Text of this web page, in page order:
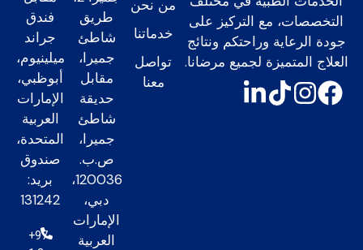
التخصصات، مع التركيز على
جودة الرعاية وراحتكم ونتائج
العلاج المتميزة لجميع مرضانا.
من نحن
خدماتنا
تواصل
معنا
طريق
شاطئ
جميرا،
مقابل
حديقة
شاطئ
جميرا،
ص.ب.
120036،
دبي،
الإمارات
العربية
فندق
جراند
ميلينيوم،
أبوظبي،
الإمارات
العربية
المتحدة،
صندوق
بريد:
131242
+97